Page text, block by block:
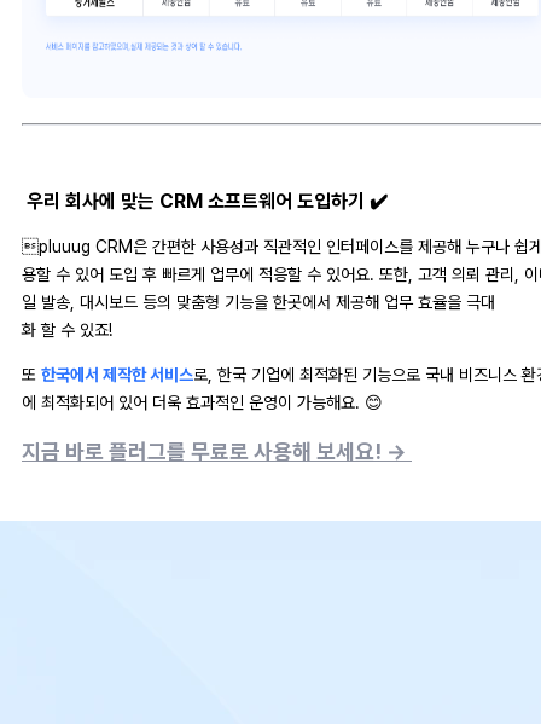
우리 회사에 맞는 CRM 소프트웨어 도입하기 ✔️
pluuug CRM은 간편한 사용성과 직관적인 인터페이스를 제공해 누구나 쉽
용할 수 있어 도입 후 빠르게 업무에 적응할 수 있어요. 또한, 고객 의뢰 관리,
일 발송, 대시보드 등의 맞춤형 기능을 한곳에서 제공해 업무 효율을 극대
화 할 수 있죠!
또 한국에서 제작한 서비스로, 한국 기업에 최적화된 기능으로 국내 비즈니스 환
에 최적화되어 있어 더욱 효과적인 운영이 가능해요. 😊
지금 바로 플러그를 무료로 사용해 보세요! →